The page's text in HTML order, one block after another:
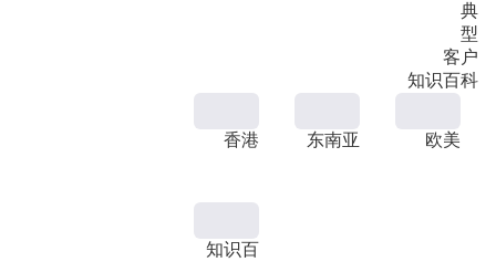
典
型
客户
知识百科
香港 东南亚 欧美
知识百